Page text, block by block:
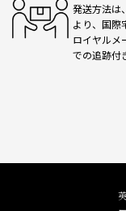
発送方法は
より、国際
ロイヤルメ
での追跡付